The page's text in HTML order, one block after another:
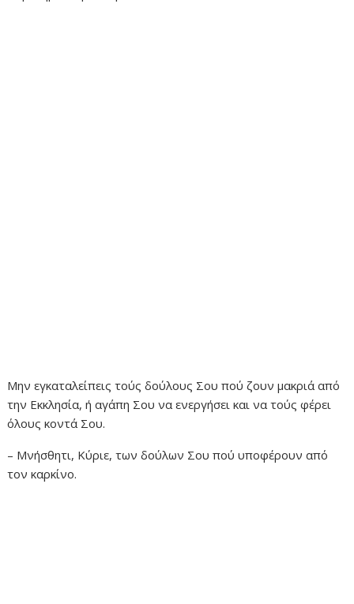
Μην εγκαταλείπεις τούς δούλους Σου πού ζουν μακριά από
την Εκκλησία, ή αγάπη Σου να ενεργήσει και να τούς φέρει
όλους κοντά Σου.
– Μνήσθητι, Κύριε, των δούλων Σου πού υποφέρουν από
τον καρκίνο.